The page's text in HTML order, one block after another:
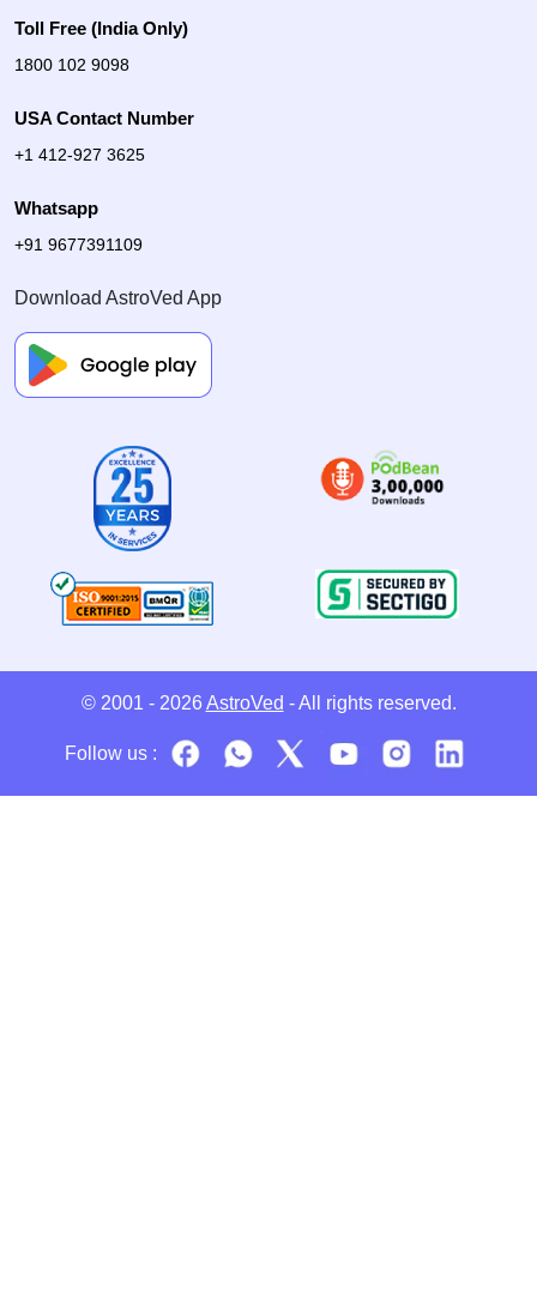
Toll Free (India Only)
1800 102 9098
USA Contact Number
+1 412-927 3625
Whatsapp
+91 9677391109
Download AstroVed App
© 2001 - 2026 AstroVed - All rights reserved.
Follow us :